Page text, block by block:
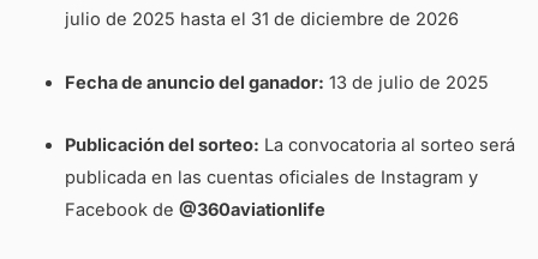
julio de 2025 hasta el 31 de diciembre de 2026
Fecha de anuncio del ganador: 13 de julio de 2025
Publicación del sorteo: La convocatoria al sorteo será
publicada en las cuentas oficiales de Instagram y
Facebook de @360aviationlife